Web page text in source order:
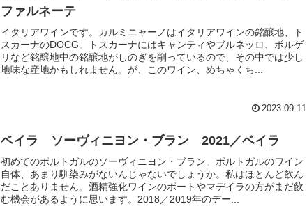
ファルネーテ
イタリアワインです。カルミニャーノはイタリアワインの銘醸地、ト
スカーナのDOCG。トスカーナにはキャンティやブルネッロ、ボルゲ
リなど銘醸地中の銘醸地がしのぎを削っているので、その中では少し
地味な産地かもしれません。が、このワイン、めちゃくち...
2023.09.11
ベイラ ソーヴィニヨン・ブラン 2021／ベイラ
初めてのポルトガルのソーヴィニヨン・ブラン。ポルトガルのワイン
自体、あまり馴染みがないんじゃないでしょうか。私はほとんど飲ん
だことありません。酒精強化ワインのポートやマデイラの方がまだ飲
む機会があるように思います。2018／2019年のデー...